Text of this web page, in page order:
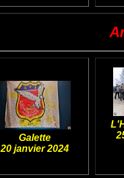
Galette
20 janvier 2024